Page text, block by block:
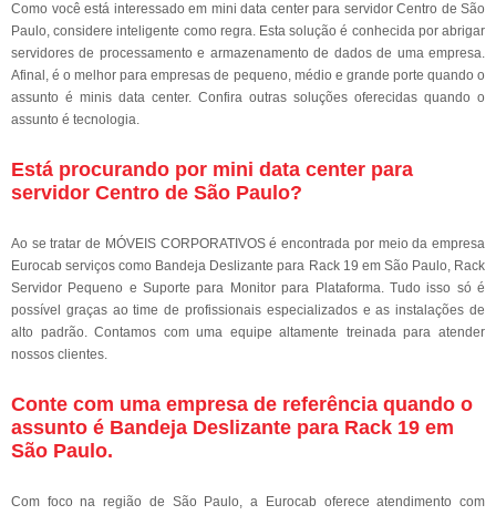
Como você está interessado em mini data center para servidor Centro de São
Paulo, considere inteligente como regra. Esta solução é conhecida por abrigar
servidores de processamento e armazenamento de dados de uma empresa.
Afinal, é o melhor para empresas de pequeno, médio e grande porte quando o
assunto é minis data center. Confira outras soluções oferecidas quando o
assunto é tecnologia.
Está procurando por mini data center para
servidor Centro de São Paulo?
Ao se tratar de MÓVEIS CORPORATIVOS é encontrada por meio da empresa
Eurocab serviços como Bandeja Deslizante para Rack 19 em São Paulo, Rack
Servidor Pequeno e Suporte para Monitor para Plataforma. Tudo isso só é
possível graças ao time de profissionais especializados e as instalações de
alto padrão. Contamos com uma equipe altamente treinada para atender
nossos clientes.
Conte com uma empresa de referência quando o
assunto é Bandeja Deslizante para Rack 19 em
São Paulo.
Com foco na região de São Paulo, a Eurocab oferece atendimento com